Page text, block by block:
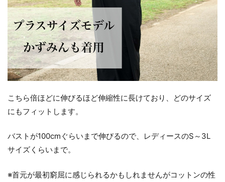
こちら倍ほどに伸びるほど伸縮性に長けており、どのサイズ
にもフィットします。
バストが100cmぐらいまで伸びるので、レディースのS～3L
サイズくらいまで。
※首元が最初窮屈に感じられるかもしれませんがコットンの性